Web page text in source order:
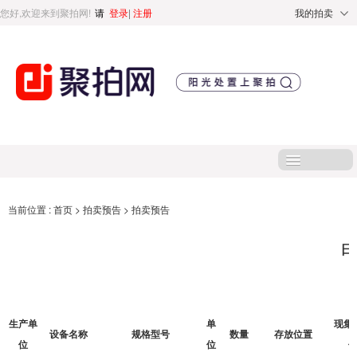
您好,欢迎来到聚拍网! 请 登录| 注册 我的拍卖
首页
处置专区
当前位置 :首页 > 拍卖预告 > 拍卖预告
生产单
位
设备名称 规格型号
单
位
数量 存放位置
现集